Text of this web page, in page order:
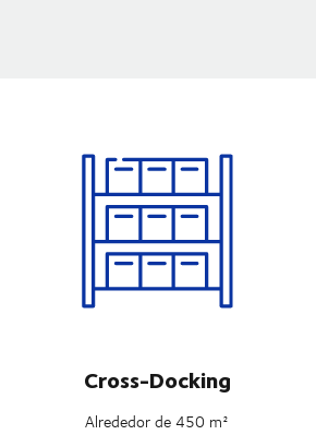
Cross-Docking
Alrededor de 450 m²